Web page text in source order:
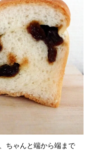
ちゃんと端から端まで